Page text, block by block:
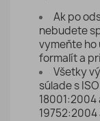
Ak po
nebudete
vymeňte
formalít a
Všetky
súlade s
19752:2004